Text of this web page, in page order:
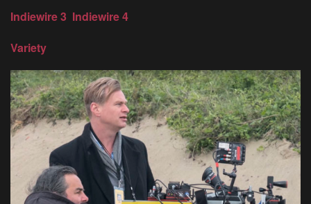
Indiewire 3 Indiewire 4
Variety